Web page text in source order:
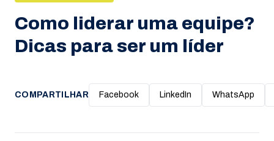
Como liderar uma equipe?
Dicas para ser um líder
COMPARTILHAR Facebook LinkedIn WhatsApp